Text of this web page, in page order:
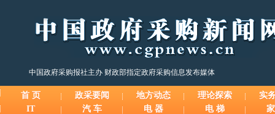
中国政府采购报社主办 财政部指定政府采购信息发布媒体
首 页 政采要闻 地方动态 理论探索
实
IT
汽 车 电 器 电 梯